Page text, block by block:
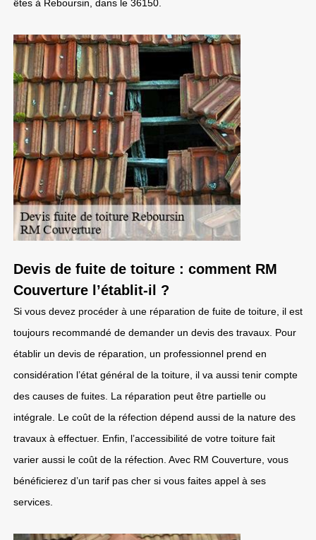
êtes à Reboursin, dans le 36150.
Devis de fuite de toiture : comment RM
Couverture l’établit-il ?
Si vous devez procéder à une réparation de fuite de toiture, il est
toujours recommandé de demander un devis des travaux. Pour
établir un devis de réparation, un professionnel prend en
considération l’état général de la toiture, il va aussi tenir compte
des causes de fuites. La réparation peut être partielle ou
intégrale. Le coût de la réfection dépend aussi de la nature des
travaux à effectuer. Enfin, l’accessibilité de votre toiture fait
varier aussi le coût de la réfection. Avec RM Couverture, vous
bénéficierez d’un tarif pas cher si vous faites appel à ses
services.